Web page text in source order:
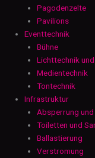
Pagodenzelte
Pavilions
Eventtechnik
Bühne
Lichttechnik
Medientechnik
Tontechnik
Infrastruktur
Absperrung
Toiletten und
Ballastierung
Verstromung